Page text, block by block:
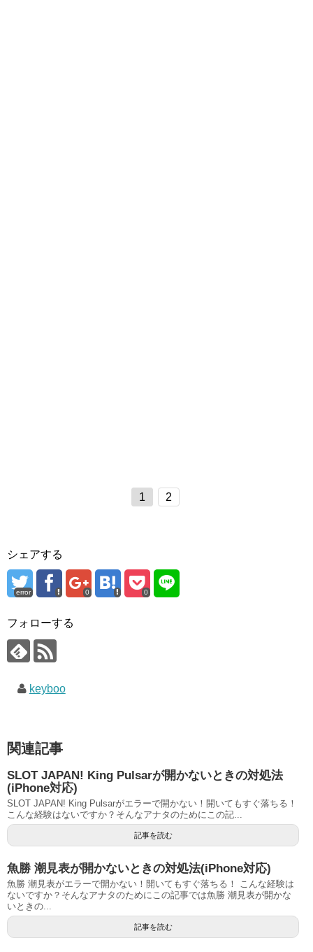
1 2
シェアする
error 0 0
フォローする
keyboo
関連記事
SLOT JAPAN! King Pulsarが開かないときの対処法
(iPhone対応)
SLOT JAPAN! King Pulsarがエラーで開かない！開いてもすぐ落ちる！
こんな経験はないですか？そんなアナタのためにこの記...
記事を読む
魚勝 潮見表が開かないときの対処法(iPhone対応)
魚勝 潮見表がエラーで開かない！開いてもすぐ落ちる！ こんな経験は
ないですか？そんなアナタのためにこの記事では魚勝 潮見表が開かな
いときの...
記事を読む